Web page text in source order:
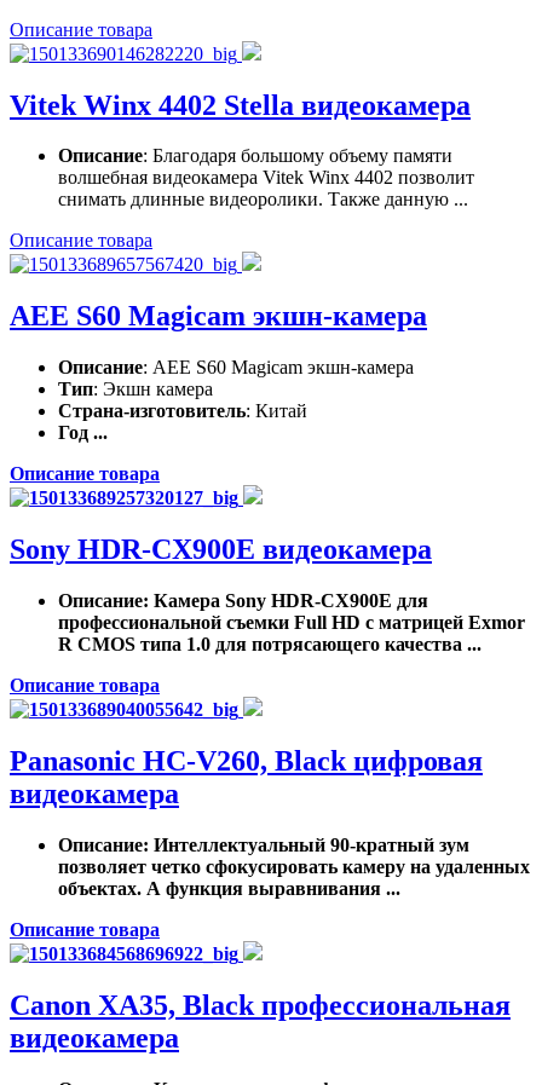
Описание товара
Vitek Winx 4402 Stella видеокамера
Описание: Благодаря большому объему памяти
волшебная видеокамера Vitek Winx 4402 позволит
снимать длинные видеоролики. Также данную ...
Описание товара
AEE S60 Magicam экшн-камера
Описание: AEE S60 Magicam экшн-камера
Тип: Экшн камера
Страна-изготовитель: Китай
Год ...
Описание товара
Sony HDR-CX900E видеокамера
Описание: Камера Sony HDR-CX900E для
профессиональной съемки Full HD с матрицей Exmor
R CMOS типа 1.0 для потрясающего качества ...
Описание товара
Panasonic HC-V260, Black цифровая
видеокамера
Описание: Интеллектуальный 90-кратный зум
позволяет четко сфокусировать камеру на удаленных
объектах. А функция выравнивания ...
Описание товара
Canon XA35, Black профессиональная
видеокамера